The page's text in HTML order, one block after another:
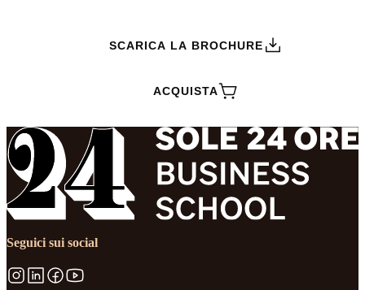
SCARICA LA BROCHURE
ACQUISTA
Seguici sui social